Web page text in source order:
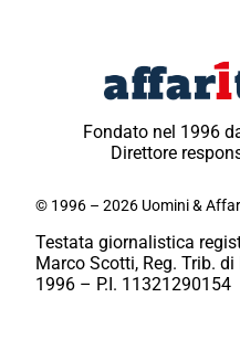
Fondato nel 1996
Direttore
© 1996 – 2026 Uomini &
Testata giornalistica
Marco Scotti, Reg. Trib.
1996 – P.I. 11321290154